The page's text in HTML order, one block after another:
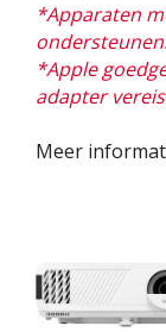
*Apparaten
*Apple
adapter
Meer